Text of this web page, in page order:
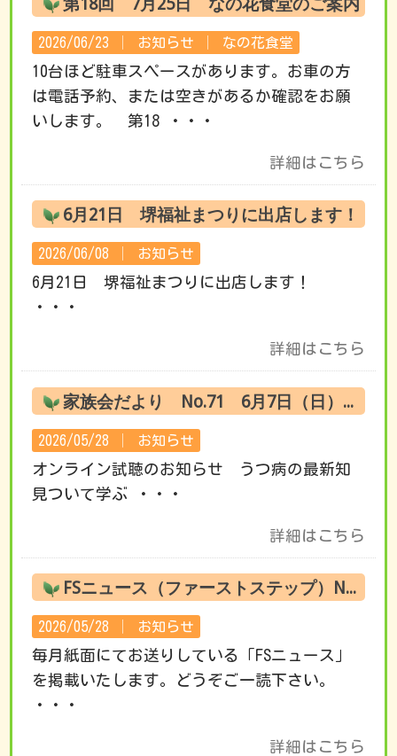
2026/06/23 │ お知らせ なの花食堂
10台ほど駐車スペースがあります。お車の方
は電話予約、または空きがあるか確認をお願
いします。 第18 ・・・
詳細はこちら
6月21日 堺福祉まつりに出店します！
2026/06/08 │ お知らせ
6月21日 堺福祉まつりに出店します！
・・・
詳細はこちら
家族会だより No.71 6月7日（日） オンライン試聴のお知らせ
2026/05/28 │ お知らせ
オンライン試聴のお知らせ うつ病の最新知
見ついて学ぶ ・・・
詳細はこちら
FSニュース（ファーストステップ）No.220 6月の活動です
2026/05/28 │ お知らせ
毎月紙面にてお送りしている「FSニュース」
を掲載いたします。どうぞご一読下さい。
・・・
詳細はこちら